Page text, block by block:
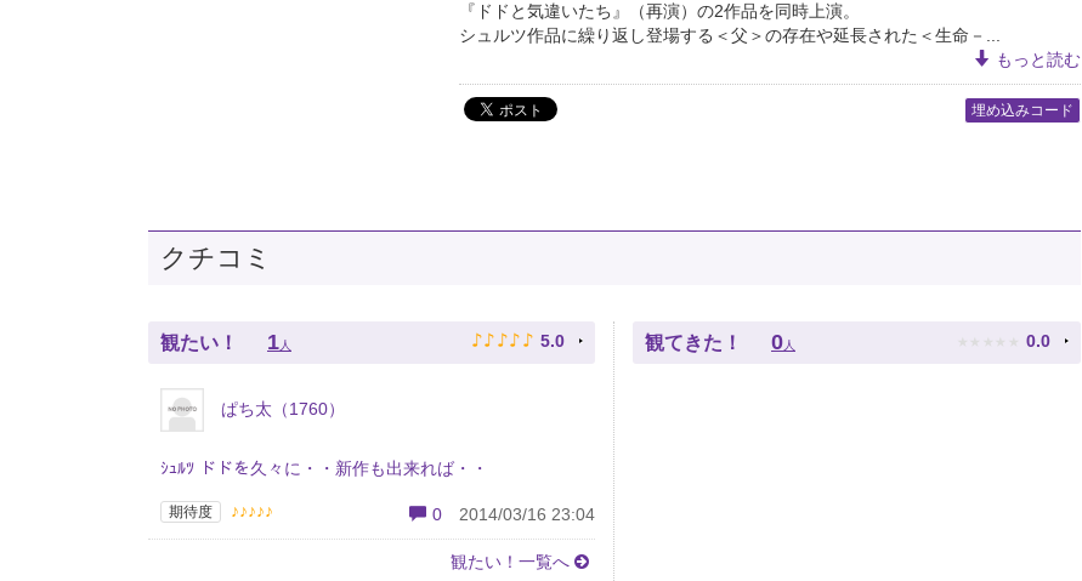
『ドドと気違いたち』（再演）の2作品を同時上演。
シュルツ作品に繰り返し登場する＜父＞の存在や延長された＜生命－...
もっと読む
埋め込みコード
クチコミ
観たい！ 1 人 ♪ ♪ ♪ ♪ ♪ 5.0
ぱち太（1760）
ｼｭﾙﾂ ドドを久々に・・新作も出来れば・・
期待度 ♪♪♪♪♪ 0 2014/03/16 23:04
観たい！一覧へ
観てきた！ 0 人 ★ ★ ★ ★ ★ 0.0